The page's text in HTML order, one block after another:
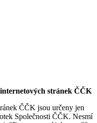
stránek ČČK
ČČK jsou určeny jen
Společnosti ČČK. Nesmí